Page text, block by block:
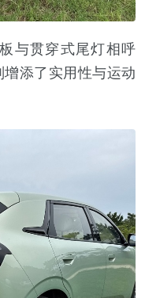
贯穿式尾灯相呼
添了实用性与运动